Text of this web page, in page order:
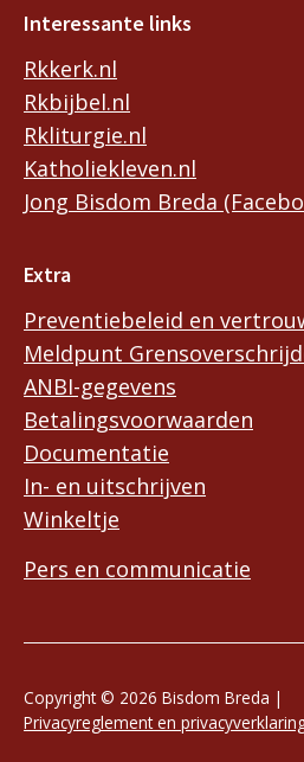
Interessante links
Rkkerk.nl
Rkbijbel.nl
Rkliturgie.nl
Katholiekleven.nl
Jong Bisdom Breda
Extra
Preventiebeleid en
Meldpunt
ANBI-gegevens
Betalingsvoorwaarden
Documentatie
In- en uitschrijven
Winkeltje
Pers en communicatie
Copyright © 2026 Bisdom Breda |
Privacyreglement en